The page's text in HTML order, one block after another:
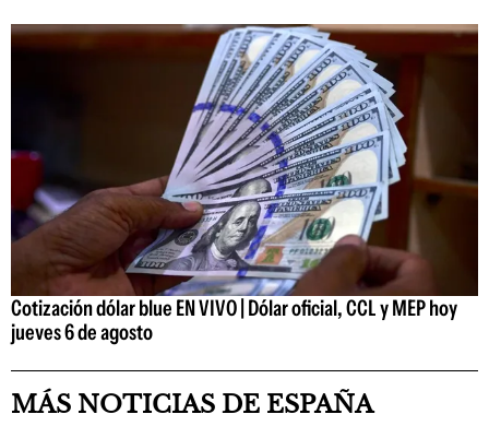
Cotización dólar blue EN VIVO | Dólar oficial, CCL y MEP hoy
jueves 6 de agosto
MÁS NOTICIAS DE ESPAÑA